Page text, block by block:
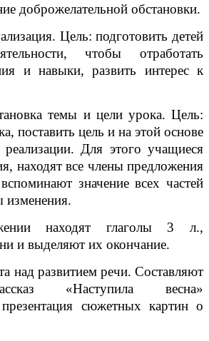
доброжелательной обстановки.
Цель: подготовить детей
чтобы отработать
и навыки, развить интерес к
темы и цели урока. Цель:
поставить цель и на этой основе
Для этого учащиеся
находят все члены предложения
значение всех частей
изменения.
находят глаголы 3 л.,
и выделяют их окончание.
над развитием речи. Составляют
«Наступила весна»
сюжетных картин о